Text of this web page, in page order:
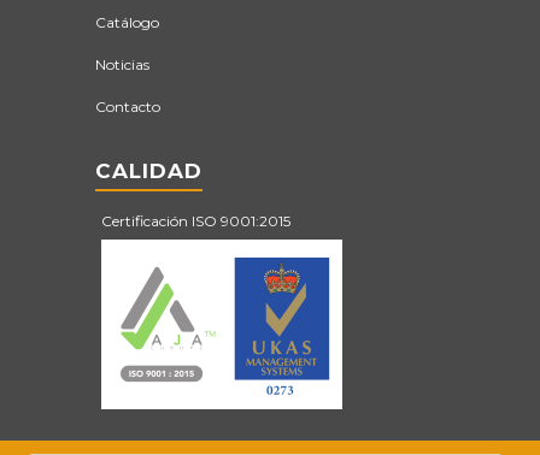
Catálogo
Noticias
Contacto
CALIDAD
Certificación ISO 9001:2015